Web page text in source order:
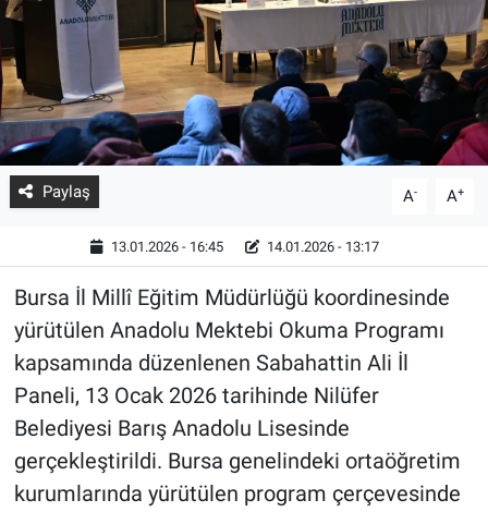
Paylaş A- A+
13.01.2026 - 16:45 14.01.2026 - 13:17
Bursa İl Millî Eğitim Müdürlüğü koordinesinde
yürütülen Anadolu Mektebi Okuma Programı
kapsamında düzenlenen Sabahattin Ali İl
Paneli, 13 Ocak 2026 tarihinde Nilüfer
Belediyesi Barış Anadolu Lisesinde
gerçekleştirildi. Bursa genelindeki ortaöğretim
kurumlarında yürütülen program çerçevesinde